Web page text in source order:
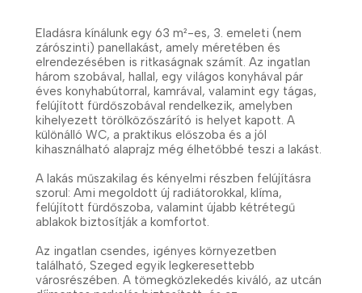
Eladásra kínálunk egy 63 m²-es, 3. emeleti (nem
zárószinti) panellakást, amely méretében és
elrendezésében is ritkaságnak számít. Az ingatlan
három szobával, hallal, egy világos konyhával pár
éves konyhabútorral, kamrával, valamint egy tágas,
felújított fürdőszobával rendelkezik, amelyben
kihelyezett törölközőszárító is helyet kapott. A
különálló WC, a praktikus előszoba és a jól
kihasználható alaprajz még élhetőbbé teszi a lakást.
A lakás műszakilag és kényelmi részben felújításra
szorul: Ami megoldott új radiátorokkal, klíma,
felújított fürdőszoba, valamint újabb kétrétegű
ablakok biztosítják a komfortot.
Az ingatlan csendes, igényes környezetben
található, Szeged egyik legkeresettebb
városrészében. A tömegközlekedés kiváló, az utcán